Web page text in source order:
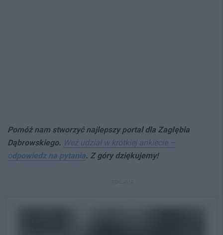
Pomóż nam stworzyć najlepszy portal dla Zagłębia
Dąbrowskiego. Weź udział w krótkiej ankiecie –
odpowiedz na pytania. Z góry dziękujemy!